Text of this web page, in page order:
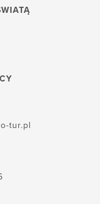
tur.pl